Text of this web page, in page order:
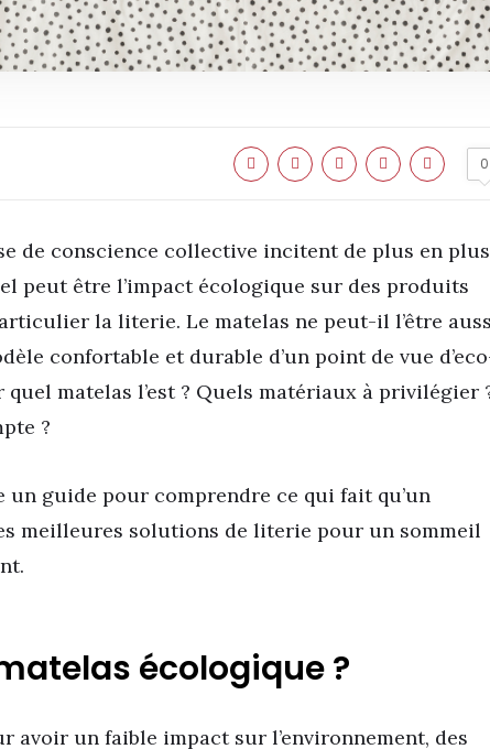
0
de conscience collective incitent de plus en plus
peut être l’impact écologique sur des produits
la literie. Le matelas ne peut-il l’être
confortable et durable d’un point de vue
matelas l’est ? Quels matériaux à privilégier
?
guide pour comprendre ce qui fait qu’un
meilleures solutions de literie pour un sommeil
écologique ?
avoir un faible impact sur l’environnement, des